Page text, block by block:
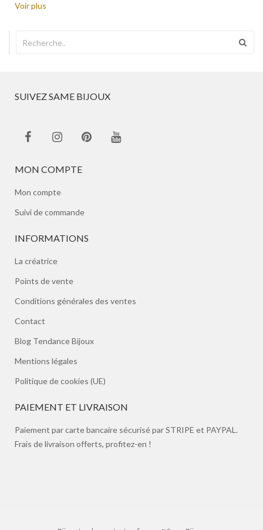
Voir plus
SUIVEZ SAME BIJOUX
MON COMPTE
Mon compte
Suivi de commande
INFORMATIONS
La créatrice
Points de vente
Conditions générales des ventes
Contact
Blog Tendance Bijoux
Mentions légales
Politique de cookies (UE)
PAIEMENT ET LIVRAISON
Paiement par carte bancaire sécurisé par STRIPE et PAYPAL.
Frais de livraison offerts, profitez-en !